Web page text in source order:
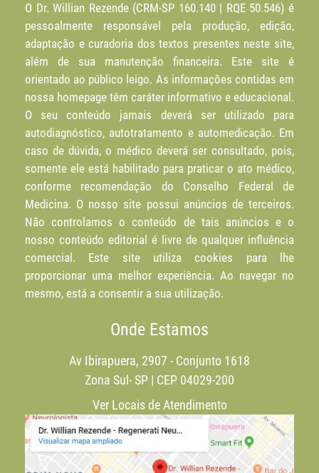
O Dr. Willian Rezende (CRM-SP 160.140 | RQE 50.546) é
pessoalmente responsável pela produção, edição,
adaptação e curadoria dos textos presentes neste site,
além de sua manutenção financeira. Este site é
orientado ao público leigo. As informações contidas em
nossa homepage têm caráter informativo e educacional.
O seu conteúdo jamais deverá ser utilizado para
autodiagnóstico, autotratamento e automedicação. Em
caso de dúvida, o médico deverá ser consultado, pois,
somente ele está habilitado para praticar o ato médico,
conforme recomendação do Conselho Federal de
Medicina. O nosso site possui anúncios de terceiros.
Não controlamos o conteúdo de tais anúncios e o
nosso conteúdo editorial é livre de qualquer influência
comercial. Este site utiliza cookies para lhe
proporcionar uma melhor experiência. Ao navegar no
mesmo, está a consentir a sua utilização.
Onde Estamos
Av Ibirapuera, 2907 - Conjunto 1618
Zona Sul- SP | CEP 04029-200
Ver Locais de Atendimento